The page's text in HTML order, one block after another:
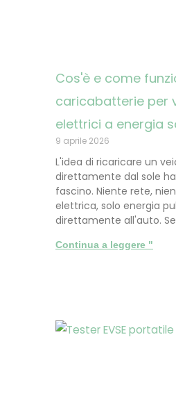
Cos'è e come
caricabatterie per
elettrici a energia
9 aprile 2026
L'idea di ricaricare un
direttamente dal sole
fascino. Niente rete,
elettrica, solo energia
direttamente all'auto.
Continua a leggere "